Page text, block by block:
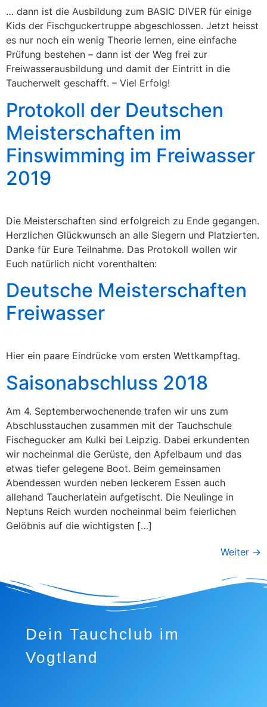
… dann ist die Ausbildung zum BASIC DIVER für einige
Kids der Fischguckertruppe abgeschlossen. Jetzt heisst
es nur noch ein wenig Theorie lernen, eine einfache
Prüfung bestehen – dann ist der Weg frei zur
Freiwasserausbildung und damit der Eintritt in die
Taucherwelt geschafft. – Viel Erfolg!
Protokoll der Deutschen
Meisterschaften im
Finswimming im Freiwasser
2019
Die Meisterschaften sind erfolgreich zu Ende gegangen.
Herzlichen Glückwunsch an alle Siegern und Platzierten.
Danke für Eure Teilnahme. Das Protokoll wollen wir
Euch natürlich nicht vorenthalten:
Deutsche Meisterschaften
Freiwasser
Hier ein paare Eindrücke vom ersten Wettkampftag.
Saisonabschluss 2018
Am 4. Septemberwochenende trafen wir uns zum
Abschlusstauchen zusammen mit der Tauchschule
Fischegucker am Kulki bei Leipzig. Dabei erkundenten
wir nocheinmal die Gerüste, den Apfelbaum und das
etwas tiefer gelegene Boot. Beim gemeinsamen
Abendessen wurden neben leckerem Essen auch
allehand Taucherlatein aufgetischt. Die Neulinge in
Neptuns Reich wurden nocheinmal beim feierlichen
Gelöbnis auf die wichtigsten […]
Weiter →
Dein Tauchclub im
Vogtland